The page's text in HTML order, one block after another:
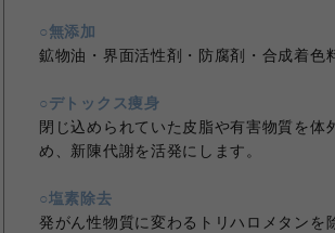
○無添加
鉱物油・界面活性剤・防腐剤・合成着色
○デトックス痩身
閉じ込められていた皮脂や有害物質を
め、新陳代謝を活発にします。
○塩素除去
発がん性物質に変わるトリハロメタンを